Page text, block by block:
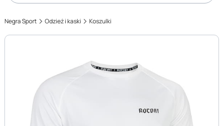
Negra Sport Odzież i kaski Koszulki